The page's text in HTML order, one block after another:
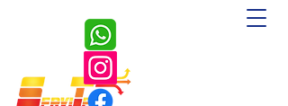
Servitec
2000, S.A.